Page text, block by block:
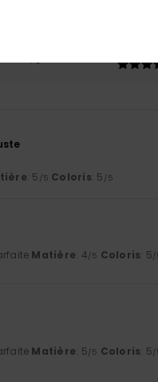
: 5 /5 Coloris: 5 /5
Matière: 4/5 Coloris: 5/
Matière: 5/5 Coloris: 5/